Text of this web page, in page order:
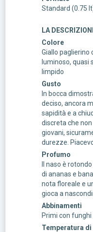
Standard (0.75
LA
Colore
Giallo paglierino
luminoso, quasi
limpido
Gusto
In bocca
deciso, ancora
sapidità e a
discreta che
giovani,
durezze.
Profumo
Il naso è
di ananas e
nota floreale e
gioca a
Abbinamenti
Primi con funghi
Temperatura